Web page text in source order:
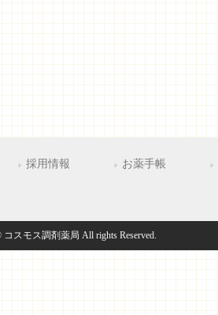
採用情報 お薬手帳
コスモス調剤薬局 All rights Reserved.